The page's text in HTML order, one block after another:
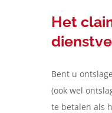
Het
Bent u
(ook wel
te betalen als